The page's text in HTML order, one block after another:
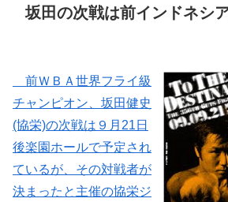
坂田の次戦は前インドネシ
前ＷＢＡ世界フライ級
チャンピオン、坂田健史
(協栄)の次戦は９月21日
後楽園ホールで予定され
ているが、その対戦者が
決まったと主催の協栄ジ